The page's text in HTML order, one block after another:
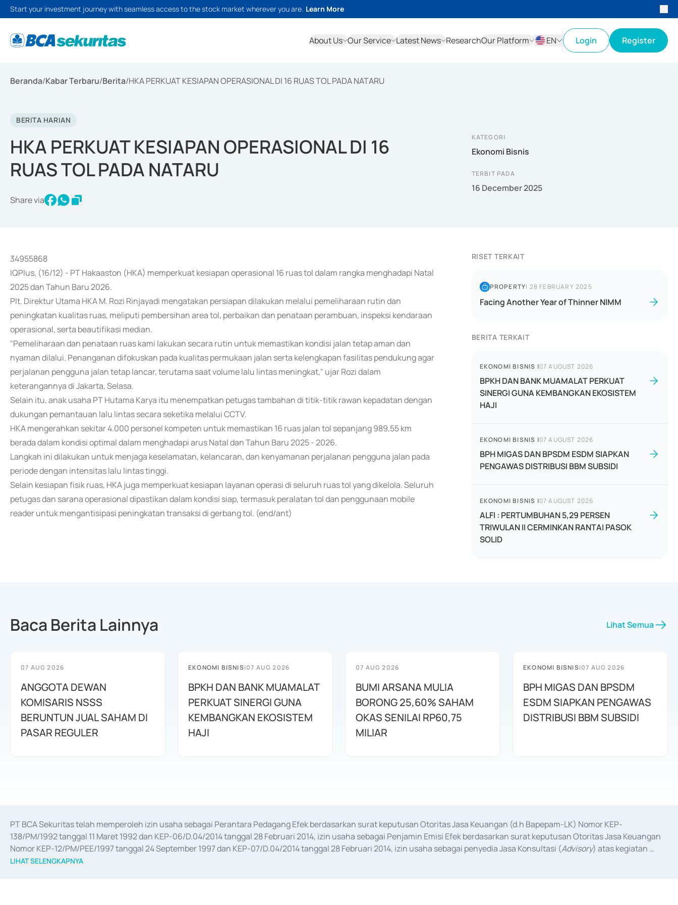
Start your investment journey with seamless access to the stock market wherever you are. Learn More
About Us Our Service Latest News ResearchOur Platform
EN
Login Register
Beranda/Kabar Terbaru/Berita/HKA PERKUAT KESIAPAN OPERASIONAL DI 16 RUAS TOL PADA NATARU
BERITA HARIAN
HKA PERKUAT KESIAPAN OPERASIONAL DI 16
RUAS TOL PADA NATARU
Share via
KATEGORI
Ekonomi Bisnis
TERBIT PADA
16 December 2025
34955868
IQPlus, (16/12) - PT Hakaaston (HKA) memperkuat kesiapan operasional 16 ruas tol dalam rangka menghadapi Natal
2025 dan Tahun Baru 2026.
Plt. Direktur Utama HKA M. Rozi Rinjayadi mengatakan persiapan dilakukan melalui pemeliharaan rutin dan
peningkatan kualitas ruas, meliputi pembersihan area tol, perbaikan dan penataan perambuan, inspeksi kendaraan
operasional, serta beautifikasi median.
"Pemeliharaan dan penataan ruas kami lakukan secara rutin untuk memastikan kondisi jalan tetap aman dan
nyaman dilalui. Penanganan difokuskan pada kualitas permukaan jalan serta kelengkapan fasilitas pendukung agar
perjalanan pengguna jalan tetap lancar, terutama saat volume lalu lintas meningkat," ujar Rozi dalam
keterangannya di Jakarta, Selasa.
Selain itu, anak usaha PT Hutama Karya itu menempatkan petugas tambahan di titik-titik rawan kepadatan dengan
dukungan pemantauan lalu lintas secara seketika melalui CCTV.
HKA mengerahkan sekitar 4.000 personel kompeten untuk memastikan 16 ruas jalan tol sepanjang 989,55 km
berada dalam kondisi optimal dalam menghadapi arus Natal dan Tahun Baru 2025 - 2026.
Langkah ini dilakukan untuk menjaga keselamatan, kelancaran, dan kenyamanan perjalanan pengguna jalan pada
periode dengan intensitas lalu lintas tinggi.
Selain kesiapan fisik ruas, HKA juga memperkuat kesiapan layanan operasi di seluruh ruas tol yang dikelola. Seluruh
petugas dan sarana operasional dipastikan dalam kondisi siap, termasuk peralatan tol dan penggunaan mobile
reader untuk mengantisipasi peningkatan transaksi di gerbang tol. (end/ant)
RISET TERKAIT
PROPERTY| 28 FEBRUARY 2025
Facing Another Year of Thinner NIMM
BERITA TERKAIT
EKONOMI BISNIS |07 AUGUST 2026
BPKH DAN BANK MUAMALAT PERKUAT
SINERGI GUNA KEMBANGKAN EKOSISTEM
HAJI
EKONOMI BISNIS |07 AUGUST 2026
BPH MIGAS DAN BPSDM ESDM SIAPKAN
PENGAWAS DISTRIBUSI BBM SUBSIDI
EKONOMI BISNIS |07 AUGUST 2026
ALFI : PERTUMBUHAN 5,29 PERSEN
TRIWULAN II CERMINKAN RANTAI PASOK
SOLID
Baca Berita Lainnya Lihat Semua
07 AUG 2026
ANGGOTA DEWAN
KOMISARIS NSSS
BERUNTUN JUAL SAHAM DI
PASAR REGULER
EKONOMI BISNIS|07 AUG 2026
BPKH DAN BANK MUAMALAT
PERKUAT SINERGI GUNA
KEMBANGKAN EKOSISTEM
HAJI
07 AUG 2026
BUMI ARSANA MULIA
BORONG 25,60% SAHAM
OKAS SENILAI RP60,75
MILIAR
EKONOMI BISNIS|07 AUG 2026
BPH MIGAS DAN BPSDM
ESDM SIAPKAN PENGAWAS
DISTRIBUSI BBM SUBSIDI
PT BCA Sekuritas telah memperoleh izin usaha sebagai Perantara Pedagang Efek berdasarkan surat keputusan Otoritas Jasa Keuangan (d.h Bapepam-LK) Nomor KEP-
138/PM/1992 tanggal 11 Maret 1992 dan KEP-06/D.04/2014 tanggal 28 Februari 2014, izin usaha sebagai Penjamin Emisi Efek berdasarkan surat keputusan Otoritas Jasa Keuangan
Nomor KEP-12/PM/PEE/1997 tanggal 24 September 1997 dan KEP-07/D.04/2014 tanggal 28 Februari 2014, izin usaha sebagai penyedia Jasa Konsultasi (Advisory) atas kegiatan
merger, akuisisi, divestasi, dan
LIHAT SELENGKAPNYA